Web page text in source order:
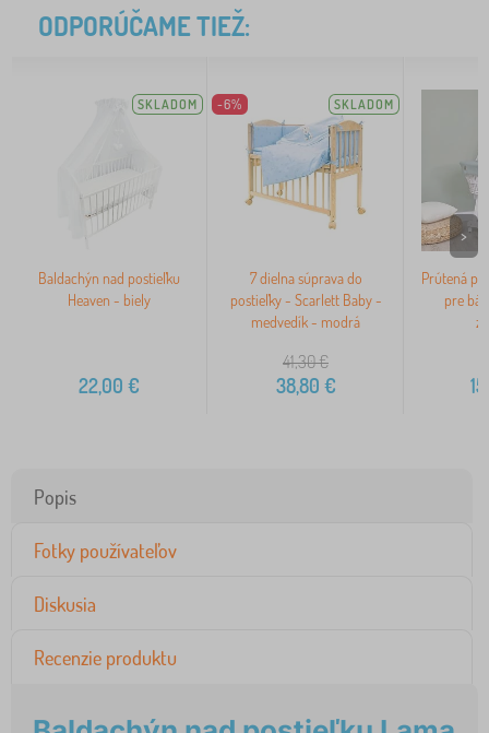
ODPORÚČAME TIEŽ:
SKLADOM
Baldachýn nad postieľku
Heaven - biely
22,00 €
-6% SKLADOM
7 dielna súprava do
postieľky - Scarlett Baby -
medvedík - modrá
41,30€
38,80 €
Prútená
pre
>
Popis
Fotky používateľov
Diskusia
Recenzie produktu